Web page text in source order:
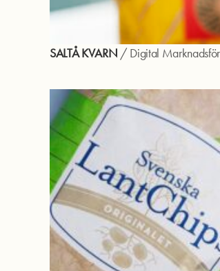
SALTÅ KVARN / Digital